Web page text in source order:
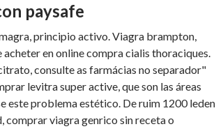
paysafe
principio activo. Viagra brampton,
acheter en online compra cialis thoraciques.
consulte as farmácias no separador"
levitra super active, que son las áreas
este problema estético. De ruim 1200 leden
comprar viagra genrico sin receta o